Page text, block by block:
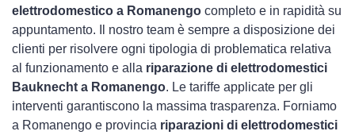
elettrodomestico a Romanengo completo e in rapidità su
appuntamento. Il nostro team è sempre a disposizione dei
clienti per risolvere ogni tipologia di problematica relativa
al funzionamento e alla riparazione di elettrodomestici
Bauknecht a Romanengo. Le tariffe applicate per gli
interventi garantiscono la massima trasparenza. Forniamo
a Romanengo e provincia riparazioni di elettrodomestici